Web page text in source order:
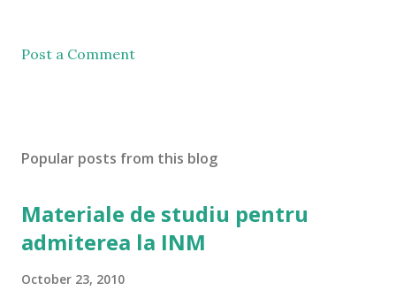
Post a Comment
Popular posts from this blog
Materiale de studiu pentru
admiterea la INM
October 23, 2010